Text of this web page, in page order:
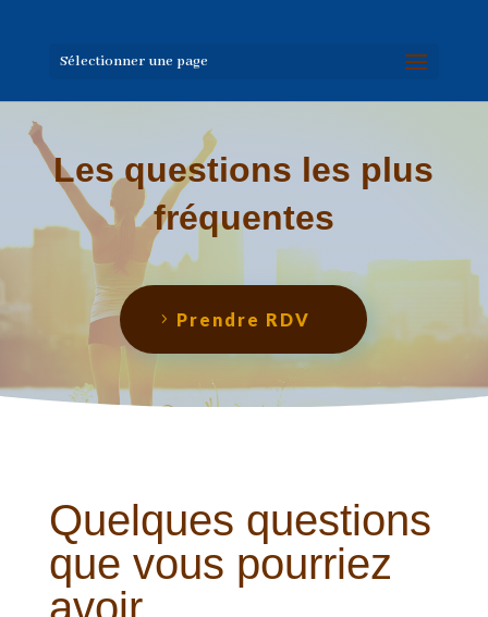
Sélectionner une page
Les questions les plus
fréquentes
Prendre RDV
Quelques questions
que vous pourriez
avoir